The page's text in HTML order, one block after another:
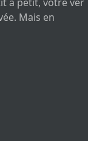
Mais en